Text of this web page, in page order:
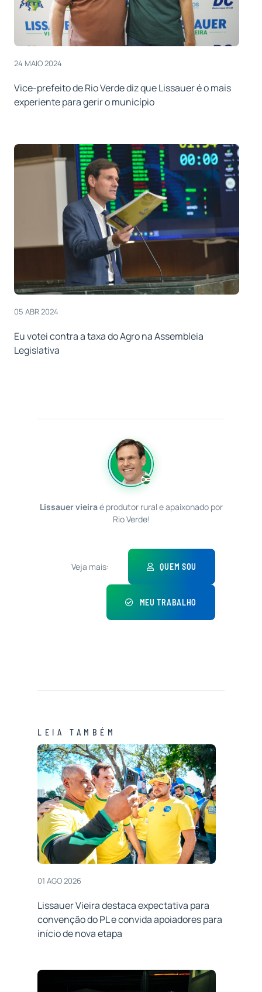
24 MAIO 2024
Vice-prefeito de Rio Verde diz que Lissauer é o mais
experiente para gerir o município
05 ABR 2024
Eu votei contra a taxa do Agro na Assembleia
Legislativa
Lissauer vieiraé produtor rural e apaixonado por
Rio Verde!
Veja mais: QUEM SOU
MEU TRABALHO
LEIA TAMBÉM
01 AGO 2026
Lissauer Vieira destaca expectativa para
convenção do PL e convida apoiadores para
início de nova etapa